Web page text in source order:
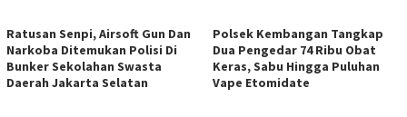
Ratusan Senpi, Airsoft Gun Dan
Narkoba Ditemukan Polisi Di
Bunker Sekolahan Swasta
Daerah Jakarta Selatan
Polsek Kembangan Tangkap
Dua Pengedar 74 Ribu Obat
Keras, Sabu Hingga Puluhan
Vape Etomidate